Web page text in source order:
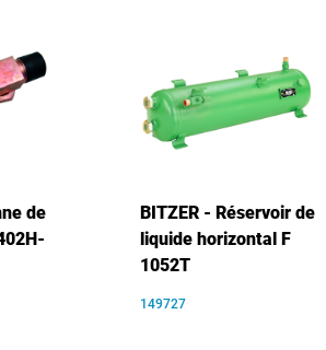
de
BITZER - Réservoir de
liquide horizontal F
1052T
149727